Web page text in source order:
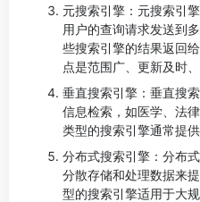
元搜索引擎：元搜索引
用户的查询请求发送到
些搜索引擎的结果返回
点是范围广、更新及时
垂直搜索引擎：垂直搜
信息检索，如医学、法
类型的搜索引擎通常提
分布式搜索引擎：分布
分散存储和处理数据来
型的搜索引擎适用于大